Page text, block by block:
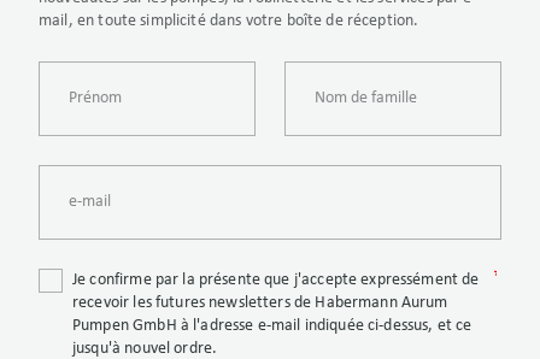
mail, en toute simplicité dans votre boîte de réception.
Je confirme par la présente que j'accepte expressément de
recevoir les futures newsletters de Habermann Aurum
Pumpen GmbH à l'adresse e-mail indiquée ci-dessus, et ce
jusqu'à nouvel ordre.